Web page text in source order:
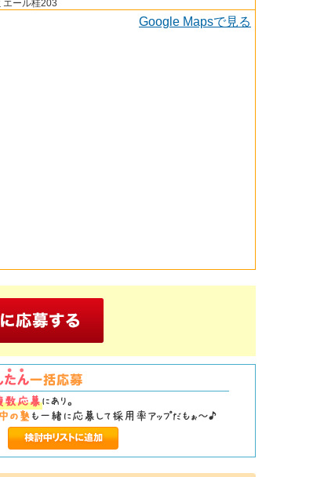
ール桂203
Google Mapsで見る